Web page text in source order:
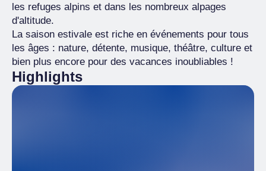
les refuges alpins et dans les nombreux alpages
d'altitude.
La saison estivale est riche en événements pour tous
les âges : nature, détente, musique, théâtre, culture et
bien plus encore pour des vacances inoubliables !
Highlights